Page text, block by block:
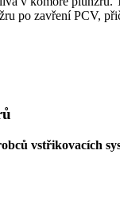
po zavření PCV,
vstřikovacích